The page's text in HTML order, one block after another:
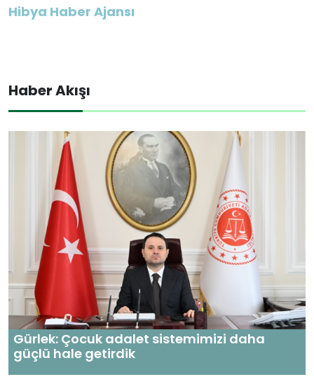
Hibya Haber Ajansı
Haber Akışı
Gürlek: Çocuk adalet sistemimizi daha
güçlü hale getirdik